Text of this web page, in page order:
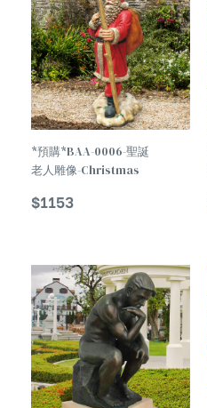
*預購*BAA-0006-聖誕
老人雕像-Christmas
Claus Statue
$1153
TREND